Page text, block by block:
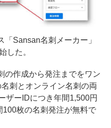
Sansan名刺メーカー」
した。
の作成から発注までをワン
刺とオンライン名刺の両
ザーIDにつき年間1,500円
枚の名刺発注が無料で